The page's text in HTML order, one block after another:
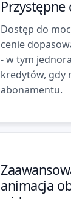
Przystępne
Dostęp do
cenie
- w tym
kredytów, gdy
abonamentu.
animacja